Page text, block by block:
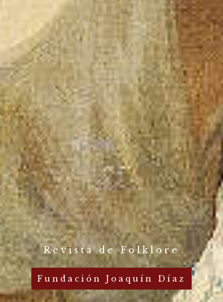
Revista de Folklore
Fundación Joaquín Díaz